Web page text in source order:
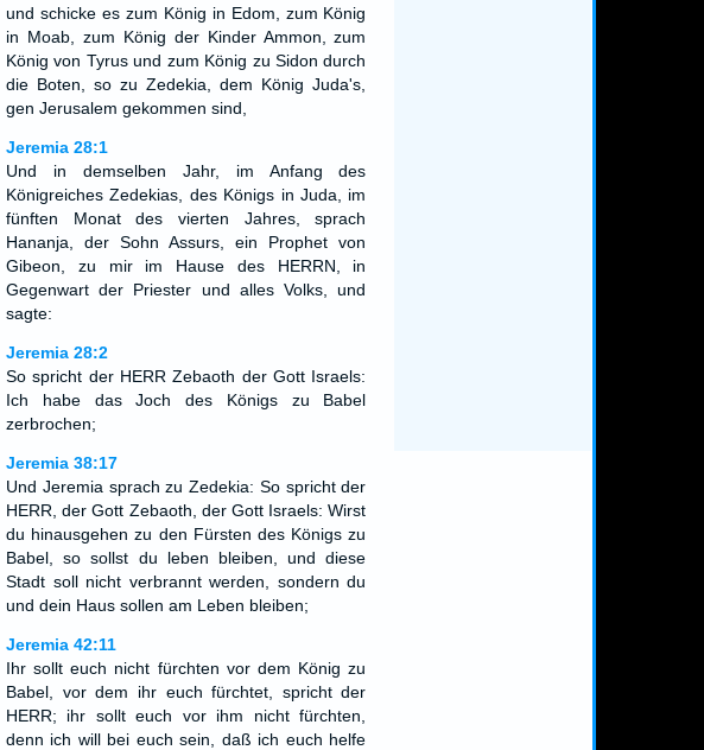
und schicke es zum König in Edom, zum König
in Moab, zum König der Kinder Ammon, zum
König von Tyrus und zum König zu Sidon durch
die Boten, so zu Zedekia, dem König Juda's,
gen Jerusalem gekommen sind,
Jeremia 28:1
Und in demselben Jahr, im Anfang des
Königreiches Zedekias, des Königs in Juda, im
fünften Monat des vierten Jahres, sprach
Hananja, der Sohn Assurs, ein Prophet von
Gibeon, zu mir im Hause des HERRN, in
Gegenwart der Priester und alles Volks, und
sagte:
Jeremia 28:2
So spricht der HERR Zebaoth der Gott Israels:
Ich habe das Joch des Königs zu Babel
zerbrochen;
Jeremia 38:17
Und Jeremia sprach zu Zedekia: So spricht der
HERR, der Gott Zebaoth, der Gott Israels: Wirst
du hinausgehen zu den Fürsten des Königs zu
Babel, so sollst du leben bleiben, und diese
Stadt soll nicht verbrannt werden, sondern du
und dein Haus sollen am Leben bleiben;
Jeremia 42:11
Ihr sollt euch nicht fürchten vor dem König zu
Babel, vor dem ihr euch fürchtet, spricht der
HERR; ihr sollt euch vor ihm nicht fürchten,
denn ich will bei euch sein, daß ich euch helfe